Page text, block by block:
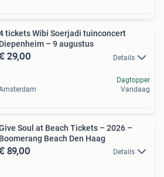
tickets Wibi Soerjadi tuinconcert
Diepenheim – 9 augustus
29,00 Details
Dagtopper
Vandaag
Soul at Beach Tickets – 2026 –
Boomerang Beach Den Haag
89,00 Details